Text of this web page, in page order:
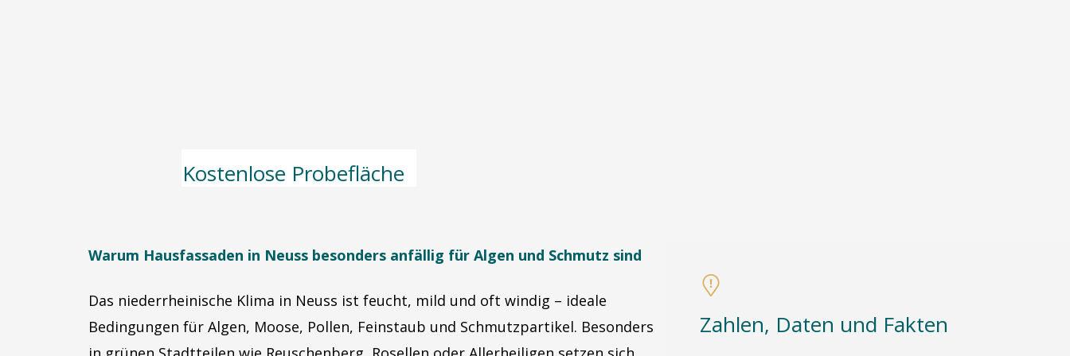
Kostenlose Probefläche
Warum Hausfassaden in Neuss besonders anfällig für Algen und Schmutz sind
Das niederrheinische Klima in Neuss ist feucht, mild und oft windig – ideale
Bedingungen für Algen, Moose, Pollen, Feinstaub und Schmutzpartikel. Besonders
Zahlen, Daten und Fakten